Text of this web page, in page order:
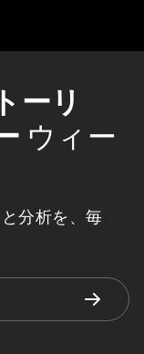
ーリ
ウィー
分析を、毎